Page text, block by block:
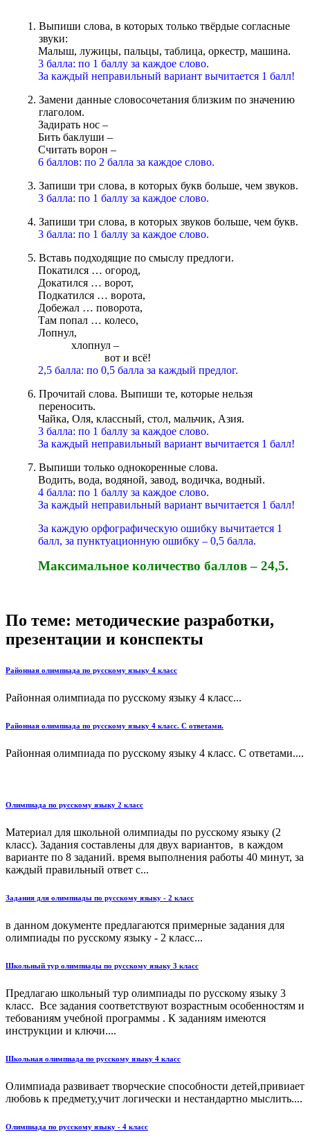
Выпиши слова, в которых только твёрдые согласные
звуки:
Малыш, лужицы, пальцы, таблица, оркестр, машина.
3 балла: по 1 баллу за каждое слово.
За каждый неправильный вариант вычитается 1 балл!
Замени данные словосочетания близким по значению
глаголом.
Задирать нос –
Бить баклуши –
Считать ворон –
6 баллов: по 2 балла за каждое слово.
Запиши три слова, в которых букв больше, чем звуков.
3 балла: по 1 баллу за каждое слово.
Запиши три слова, в которых звуков больше, чем букв.
3 балла: по 1 баллу за каждое слово.
Вставь подходящие по смыслу предлоги.
Покатился … огород,
Докатился … ворот,
Подкатился … ворота,
Добежал … поворота,
Там попал … колесо,
Лопнул,
хлопнул –
вот и всё!
2,5 балла: по 0,5 балла за каждый предлог.
Прочитай слова. Выпиши те, которые нельзя
переносить.
Чайка, Оля, классный, стол, мальчик, Азия.
3 балла: по 1 баллу за каждое слово.
За каждый неправильный вариант вычитается 1 балл!
Выпиши только однокоренные слова.
Водить, вода, водяной, завод, водичка, водный.
4 балла: по 1 баллу за каждое слово.
За каждый неправильный вариант вычитается 1 балл!
За каждую орфографическую ошибку вычитается 1
балл, за пунктуационную ошибку – 0,5 балла.
Максимальное количество баллов – 24,5.
По теме: методические разработки,
презентации и конспекты
Районная олимпиада по русскому языку 4 класс
Районная олимпиада по русскому языку 4 класс...
Районная олимпиада по русскому языку 4 класс. С ответами.
Районная олимпиада по русскому языку 4 класс. С ответами....
Олимпиада по русскому языку 2 класс
Материал для школьной олимпиады по русскому языку (2
класс). Задания составлены для двух вариантов, в каждом
варианте по 8 заданий. время выполнения работы 40 минут, за
каждый правильный ответ с...
Задания для олимпиады по русскому языку - 2 класс
в данном документе предлагаются примерные задания для
олимпиады по русскому языку - 2 класс...
Школьный тур олимпиады по русскому языку 3 класс
Предлагаю школьный тур олимпиады по русскому языку 3
класс. Все задания соответствуют возрастным особенностям и
тебованиям учебной программы . К заданиям имеются
инструкции и ключи....
Школьная олимпиада по русскому языку 4 класс
Олимпиада развивает творческие способности детей,привиает
любовь к предмету,учит логически и нестандартно мыслить....
Олимпиада по русскому языку - 4 класс